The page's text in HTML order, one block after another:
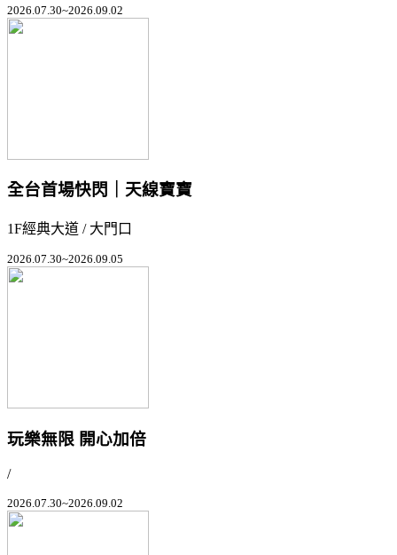
2026.07.30~2026.09.02
全台首場快閃｜天線寶寶
1F經典大道 / 大門口
2026.07.30~2026.09.05
玩樂無限 開心加倍
/
2026.07.30~2026.09.02